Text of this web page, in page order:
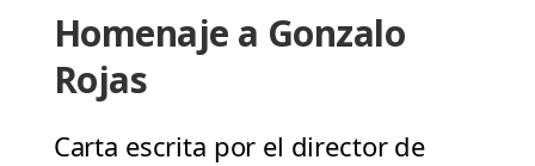
Homenaje a Gonzalo
Rojas
Carta escrita por el director de